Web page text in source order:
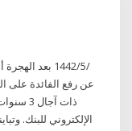
الإلكتروني للبنك. وتباينت